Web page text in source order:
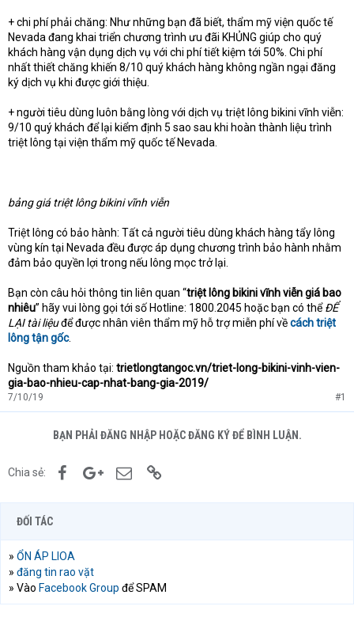
+ chi phí phải chăng: Như những bạn đã biết, thẩm mỹ viện quốc tế
Nevada đang khai triển chương trình ưu đãi KHỦNG giúp cho quý
khách hàng vận dụng dịch vụ với chi phí tiết kiệm tới 50%. Chi phí
nhất thiết chăng khiến 8/10 quý khách hàng không ngần ngại đăng
ký dịch vụ khi được giới thiệu.
+ người tiêu dùng luôn bằng lòng với dịch vụ triệt lông bikini vĩnh viễn:
9/10 quý khách để lại kiểm định 5 sao sau khi hoàn thành liệu trình
triệt lông tại viện thẩm mỹ quốc tế Nevada.
bảng giá triệt lông bikini vĩnh viễn
Triệt lông có bảo hành: Tất cả người tiêu dùng khách hàng tẩy lông
vùng kín tại Nevada đều được áp dụng chương trình bảo hành nhằm
đảm bảo quyền lợi trong nếu lông mọc trở lại.
Bạn còn câu hỏi thông tin liên quan “triệt lông bikini vĩnh viễn giá bao
nhiêu” hãy vui lòng gọi tới số Hotline: 1800.2045 hoặc bạn có thểĐỂ
LẠI tài liệuđể được nhân viên thẩm mỹ hỗ trợ miễn phí vềcách triệt
lông tận gốc.
Nguồn tham khảo tại: trietlongtangoc.vn/triet-long-bikini-vinh-vien-
gia-bao-nhieu-cap-nhat-bang-gia-2019/
7/10/19 #1
BẠN PHẢI ĐĂNG NHẬP HOẶC ĐĂNG KÝ ĐỂ BÌNH LUẬN.
Chia sẻ: FacebookGoogle+Email
ĐỐI TÁC
» ỔN ÁP LIOA
» đăng tin rao vặt
» Vào Facebook Group để SPAM